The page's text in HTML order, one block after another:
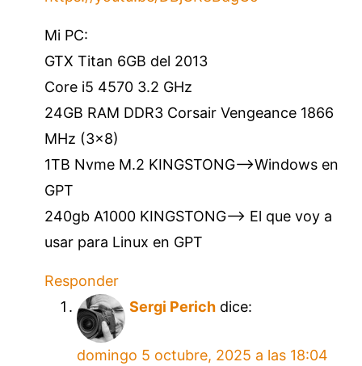
Mi PC:
GTX Titan 6GB del 2013
Core i5 4570 3.2 GHz
24GB RAM DDR3 Corsair Vengeance 1866
MHz (3×8)
1TB Nvme M.2 KINGSTONG—>Windows en
GPT
240gb A1000 KINGSTONG–> El que voy a
usar para Linux en GPT
Responder
Sergi Perich dice:
domingo 5 octubre, 2025 a las 18:04